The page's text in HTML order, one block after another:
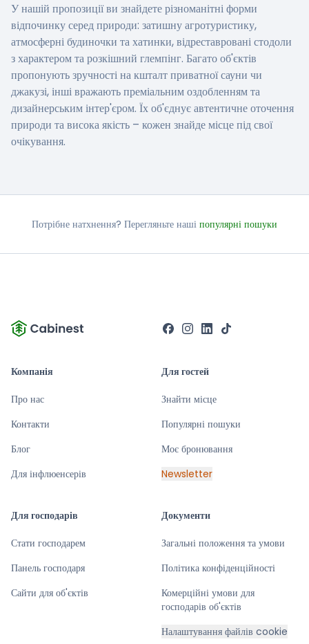
У нашій пропозиції ви знайдете різноманітні форми
відпочинку серед природи: затишну агротуристику,
атмосферні будиночки та хатинки, відреставровані стодоли
з характером та розкішний глемпінг. Багато об'єктів
пропонують зручності на кшталт приватної сауни чи
джакузі, інші вражають преміальним оздобленням та
дизайнерським інтер'єром. Їх об'єднує автентичне оточення
природи та висока якість – кожен знайде місце під свої
очікування.
Потрібне натхнення? Перегляньте наші популярні пошуки
Компанія
Про нас
Контакти
Блог
Для інфлюенсерів
Для гостей
Знайти місце
Популярні пошуки
Моє бронювання
Newsletter
Для господарів
Стати господарем
Панель господаря
Сайти для об'єктів
Документи
Загальні положення та умови
Політика конфіденційності
Комерційні умови для
господарів об'єктів
Налаштування файлів cookie